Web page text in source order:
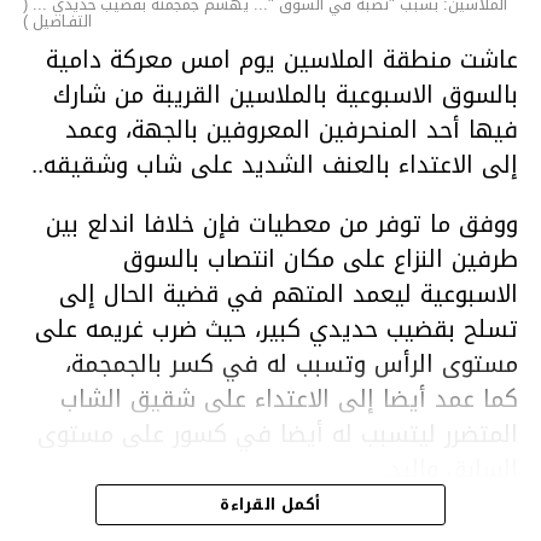
التفـاصيل )
عاشت منطقة الملاسين يوم امس معركة دامية
بالسوق الاسبوعية بالملاسين القريبة من شارك
فيها أحد المنحرفين المعروفين بالجهة، وعمد
إلى الاعتداء بالعنف الشديد على شاب وشقيقه..
ووفق ما توفر من معطيات فإن خلافا اندلع بين
طرفين النزاع على مكان انتصاب بالسوق
الاسبوعية ليعمد المتهم في قضية الحال إلى
تسلح بقضيب حديدي كبير، حيث ضرب غريمه على
مستوى الرأس وتسبب له في كسر بالجمجمة،
كما عمد أيضا إلى الاعتداء على شقيق الشاب
المتضرر ليتسبب له أيضا في كسور على مستوى
هذا وقد تمكن أعوان مركز الأمن الوطني بحي
أكمل القراءة